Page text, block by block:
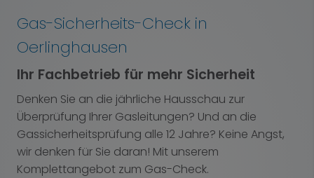
Gas-Sicherheits-Check in
Oerlinghausen
Ihr Fachbetrieb für mehr Sicherheit
Denken Sie an die jährliche Hausschau zur
Überprüfung Ihrer Gasleitungen? Und an die
Gassicherheitsprüfung alle 12 Jahre? Keine Angst,
wir denken für Sie daran! Mit unserem
Komplettangebot zum Gas-Check.